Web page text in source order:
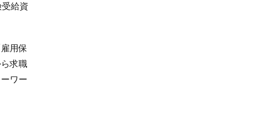
給資
用保
求職
ワー